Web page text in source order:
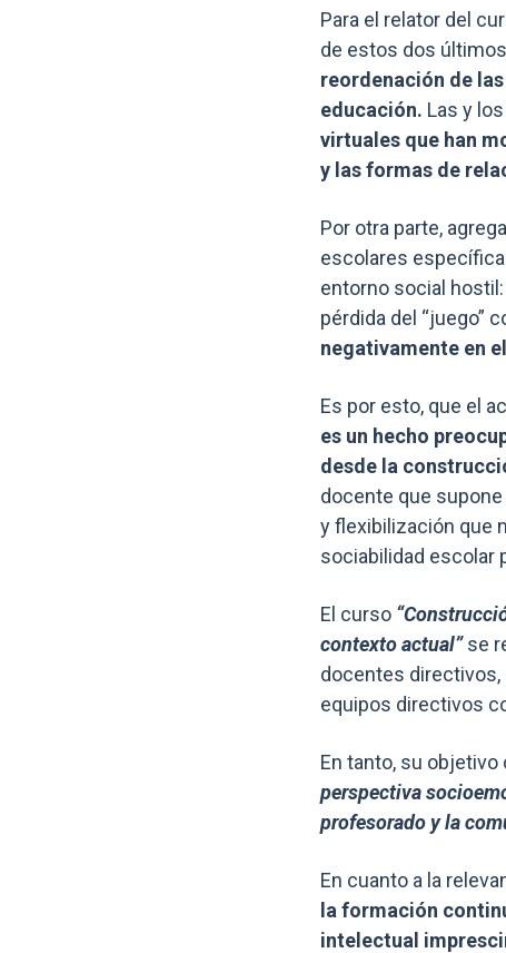
Para el relator del
de estos dos
reordenación de
educación. Las y
virtuales que han
y las formas de
Por otra parte,
escolares
entorno social
pérdida del “juego”
negativamente en
Es por esto, que el
es un hecho
desde la
docente que
y flexibilización que
sociabilidad escolar
El curso
contexto actual”se
docentes directivos,
equipos directivos
En tanto, su objetivo
perspectiva
profesorado y la
En cuanto a la
la formación
intelectual